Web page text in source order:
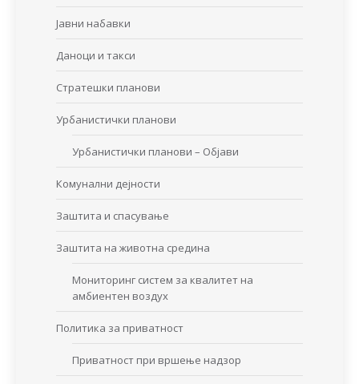
Јавни набавки
Даноци и такси
Стратешки планови
Урбанистички планови
Урбанистички планови – Објави
Комунални дејности
Заштита и спасување
Заштита на животна средина
Мониторинг систем за квалитет на
амбиентен воздух
Политика за приватност
Приватност при вршење надзор